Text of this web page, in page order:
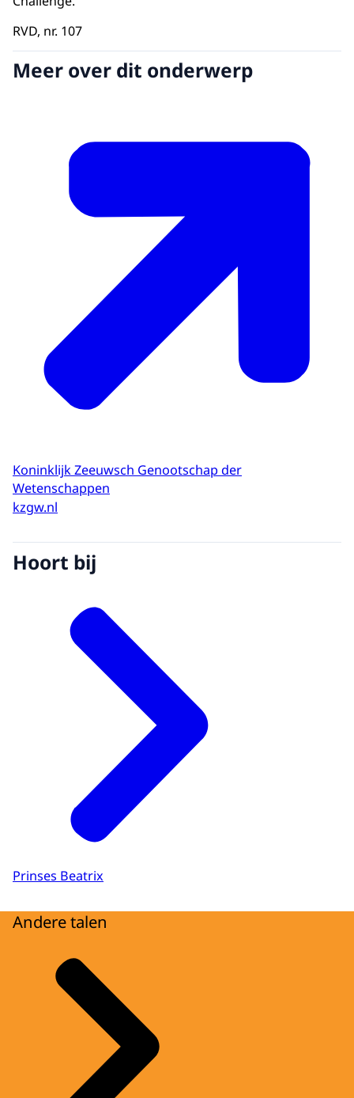
RVD, nr. 107
Meer over dit onderwerp
Koninklijk Zeeuwsch Genootschap der
Wetenschappen
kzgw.nl
Hoort bij
Prinses Beatrix
Andere talen